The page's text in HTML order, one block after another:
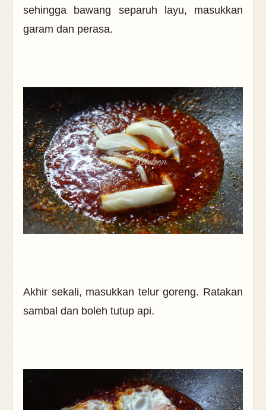
sehingga bawang separuh layu, masukkan
garam dan perasa.
Akhir sekali, masukkan telur goreng. Ratakan
sambal dan boleh tutup api.